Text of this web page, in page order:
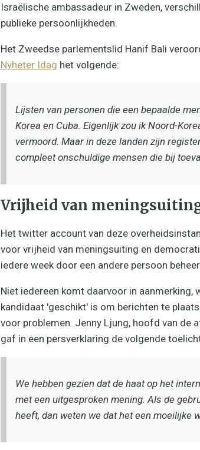
Israëlische ambassadeur in Zweden,
publieke persoonlijkheden.
Het Zweedse parlementslid Hanif Bali
Nyheter Idag het volgende:
Lijsten van personen die een bepaalde
Korea en Cuba. Eigenlijk zou ik Noord-
vermoord. Maar in deze landen zijn
compleet onschuldige mensen die bij
Vrijheid van
Het twitter account van deze
voor vrijheid van meningsuiting en
iedere week door een andere persoon
Niet iedereen komt daarvoor in
kandidaat 'geschikt' is om berichten te
voor problemen. Jenny Ljung, hoofd van de
gaf in een persverklaring de volgende
We hebben gezien dat de haat op het
met een uitgesproken mening. Als de
heeft, dan weten we dat het een moeilijke